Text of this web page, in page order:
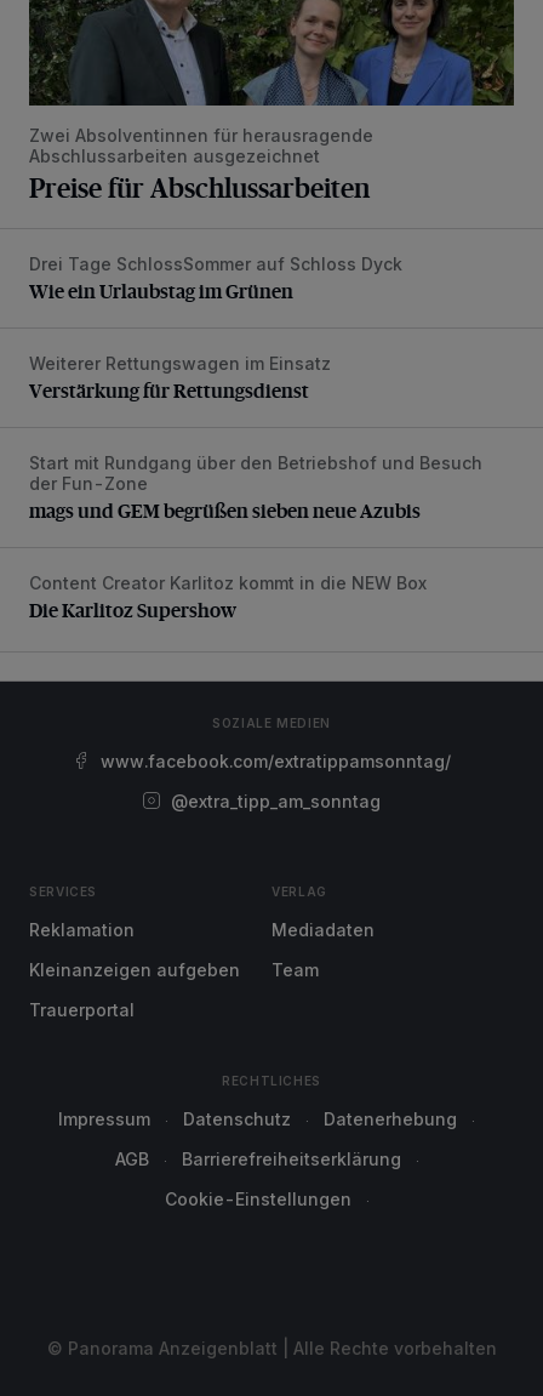
Zwei Absolventinnen für herausragende
Abschlussarbeiten ausgezeichnet
Preise für Abschlussarbeiten
Wie ein Urlaubstag im Grünen
Drei Tage SchlossSommer auf Schloss Dyck
Wie ein Urlaubstag im Grünen
Verstärkung für Rettungsdienst
Weiterer Rettungswagen im Einsatz
Verstärkung für Rettungsdienst
mags und GEM begrüßen sieben neue Azubis
Start mit Rundgang über den Betriebshof und Besuch
der Fun-Zone
mags und GEM begrüßen sieben neue Azubis
Die Karlitoz Supershow
Content Creator Karlitoz kommt in die NEW Box
Die Karlitoz Supershow
SOZIALE MEDIEN
www.facebook.com/extratippamsonntag/
@extra_tipp_am_sonntag
SERVICES
Reklamation
Kleinanzeigen aufgeben
Trauerportal
VERLAG
Mediadaten
Team
RECHTLICHES
Impressum Datenschutz
Datenerhebung
AGB
Barrierefreiheitserklärung
Cookie-Einstellungen
© Panorama Anzeigenblatt | Alle Rechte vorbehalten